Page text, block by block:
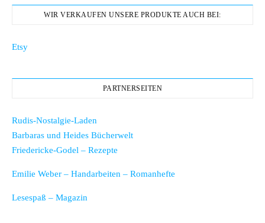
WIR VERKAUFEN UNSERE PRODUKTE AUCH BEI:
Etsy
PARTNERSEITEN
Rudis-Nostalgie-Laden
Barbaras und Heides Bücherwelt
Friedericke-Godel – Rezepte
Emilie Weber – Handarbeiten – Romanhefte
Lesespaß – Magazin